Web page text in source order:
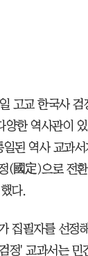
고교 한국사
한 역사관이
된 역사 교과
(國定)으로 전
다.
집필자를 선정
정' 교과서는 민